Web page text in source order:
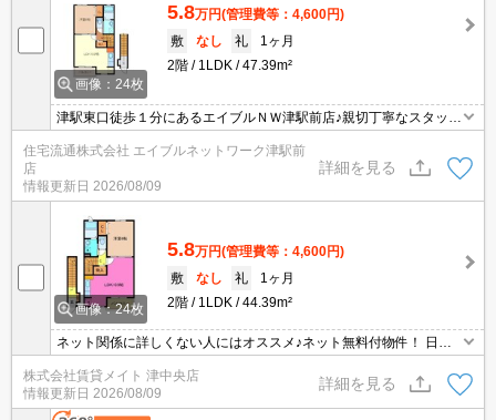
画像：24枚
5.8万円(管理費等：4,600円)
敷
なし 礼
1ヶ月
2階
1LDK 47.39m²
津駅東口徒歩１分にあるエイブルＮＷ津駅前店♪親切丁寧なスタッフ
がお客様にあったお部屋探しをしてくれます＊。お部屋探しが初め
て！と言う方も、何度もしてるよ♪と言う方も、是非一度足を運んで
住宅流通株式会社 エイブルネットワーク津駅前
店
情報更新日 2026/08/09
詳細を見る
画像：24枚
5.8万円(管理費等：4,600円)
敷
なし 礼
1ヶ月
2階
1LDK 44.39m²
ネット関係に詳しくない人にはオススメ♪ネット無料付物件！ 日当
たりやお天気に影響されず、洗濯物がいつでもパリッと乾きます。
お風呂のカビ防止にも有効な浴室乾燥機能付き！
株式会社賃貸メイト 津中央店
情報更新日 2026/08/09
詳細を見る